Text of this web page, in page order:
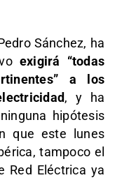
Sánchez, ha
exigirá “todas
a los
, y ha
hipótesis
que este lunes
tampoco el
Red Eléctrica ya